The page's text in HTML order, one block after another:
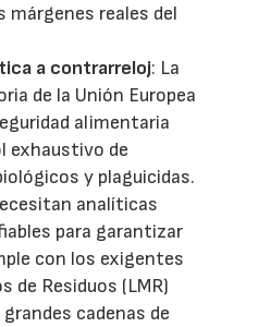
márgenes reales del
a contrarreloj: La
de la Unión Europea
alimentaria
exhaustivo de
y plaguicidas.
analíticas
para garantizar
con los exigentes
de Residuos (LMR)
cadenas de